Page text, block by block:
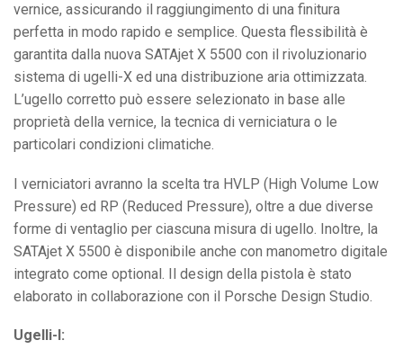
vernice, assicurando il raggiungimento di una finitura
perfetta in modo rapido e semplice. Questa flessibilità è
garantita dalla nuova SATAjet X 5500 con il rivoluzionario
sistema di ugelli-X ed una distribuzione aria ottimizzata.
L’ugello corretto può essere selezionato in base alle
proprietà della vernice, la tecnica di verniciatura o le
particolari condizioni climatiche.
I verniciatori avranno la scelta tra HVLP (High Volume Low
Pressure) ed RP (Reduced Pressure), oltre a due diverse
forme di ventaglio per ciascuna misura di ugello. Inoltre, la
SATAjet X 5500 è disponibile anche con manometro digitale
integrato come optional. Il design della pistola è stato
elaborato in collaborazione con il Porsche Design Studio.
Ugelli-I: